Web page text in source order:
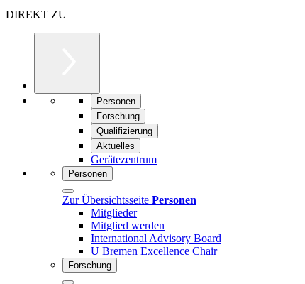
DIREKT ZU
Personen
Forschung
Qualifizierung
Aktuelles
Gerätezentrum
Personen
Zur Übersichtsseite Personen
Mitglieder
Mitglied werden
International Advisory Board
U Bremen Excellence Chair
Forschung